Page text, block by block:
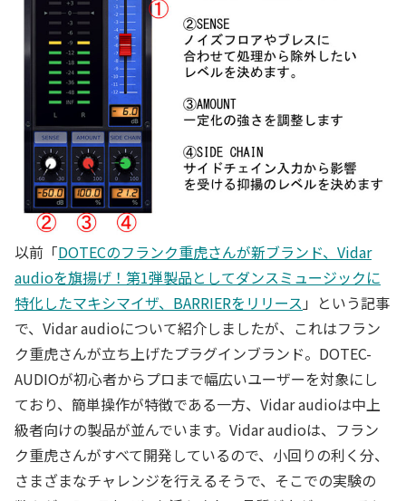
以前「DOTECのフランク重虎さんが新ブランド、Vidar
audioを旗揚げ！第1弾製品としてダンスミュージックに
特化したマキシマイザ、BARRIERをリリース 」という記事
で、Vidar audioについて紹介しましたが、これはフラン
ク重虎さんが立ち上げたプラグインブランド。DOTEC-
AUDIOが初心者からプロまで幅広いユーザーを対象にし
ており、簡単操作が特徴である一方、Vidar audioは中上
級者向けの製品が並んでいます。Vidar audioは、フラン
ク重虎さんがすべて開発しているので、小回りの利く分、
さまざまなチャレンジを行えるそうで、そこでの実験の